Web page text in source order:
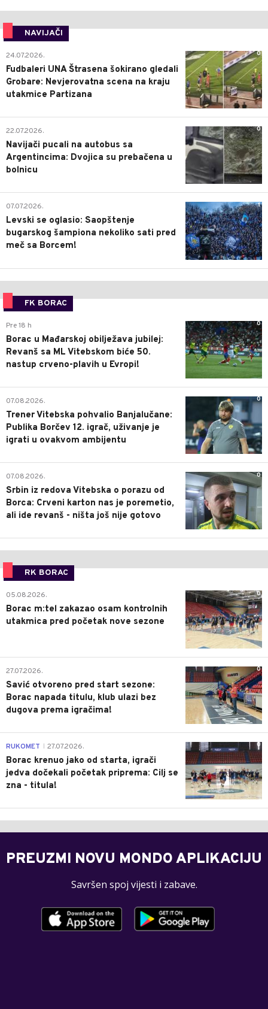
NAVIJAČI
0
24.07.2026.
Fudbaleri UNA Štrasena šokirano gledali
Grobare: Nevjerovatna scena na kraju
utakmice Partizana
0
22.07.2026.
Navijači pucali na autobus sa
Argentincima: Dvojica su prebačena u
bolnicu
1
07.07.2026.
Levski se oglasio: Saopštenje
bugarskog šampiona nekoliko sati pred
meč sa Borcem!
FK BORAC
0
Pre 18 h
Borac u Mađarskoj obilježava jubilej:
Revanš sa ML Vitebskom biće 50.
nastup crveno-plavih u Evropi!
0
07.08.2026.
Trener Vitebska pohvalio Banjalučane:
Publika Borčev 12. igrač, uživanje je
igrati u ovakvom ambijentu
0
07.08.2026.
Srbin iz redova Vitebska o porazu od
Borca: Crveni karton nas je poremetio,
ali ide revanš - ništa još nije gotovo
RK BORAC
0
05.08.2026.
Borac m:tel zakazao osam kontrolnih
utakmica pred početak nove sezone
0
27.07.2026.
Savić otvoreno pred start sezone:
Borac napada titulu, klub ulazi bez
dugova prema igračima!
0
RUKOMET 27.07.2026.
Borac krenuo jako od starta, igrači
jedva dočekali početak priprema: Cilj se
zna - titula!
PREUZMI NOVU MONDO APLIKACIJU
Savršen spoj vijesti i zabave.